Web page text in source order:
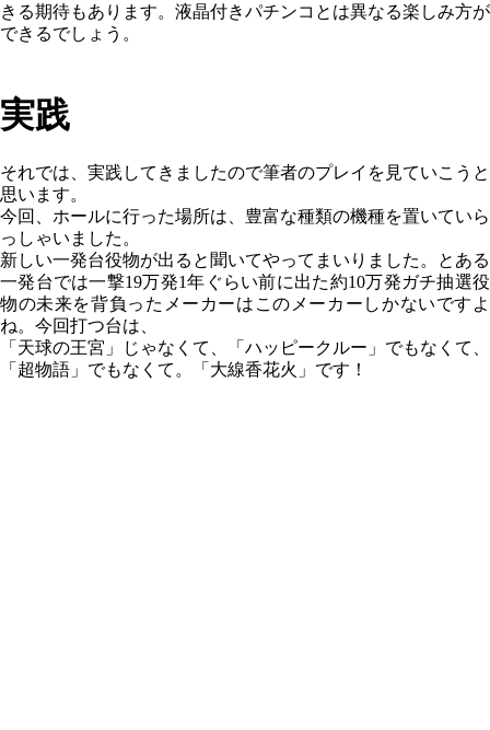
きる期待もあります。液晶付きパチンコとは異なる楽しみ方が
できるでしょう。
実践
それでは、実践してきましたので筆者のプレイを見ていこうと
思います。
今回、ホールに行った場所は、豊富な種類の機種を置いていら
っしゃいました。
新しい一発台役物が出ると聞いてやってまいりました。とある
一発台では一撃19万発1年ぐらい前に出た約10万発ガチ抽選役
物の未来を背負ったメーカーはこのメーカーしかないですよ
ね。今回打つ台は、
「天球の王宮」じゃなくて、「ハッピークルー」でもなくて、
「超物語」でもなくて。「大線香花火」です！